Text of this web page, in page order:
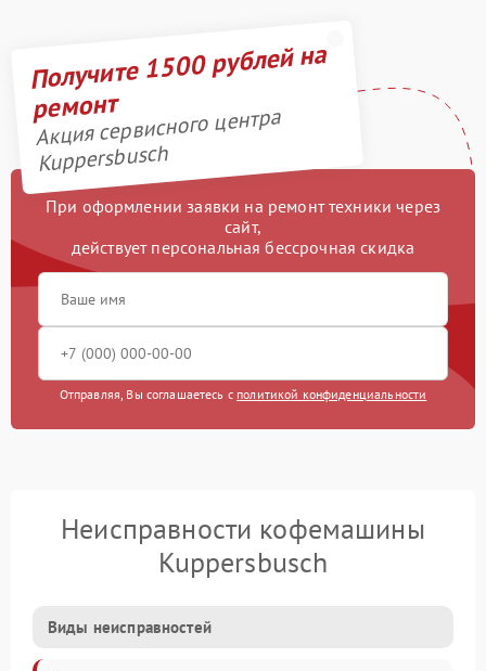
Получите 1500 рублей на
ремонт
Акция сервисного центра
Kuppersbusch
При оформлении заявки на ремонт техники через
сайт,
действует персональная бессрочная скидка
Отправляя, Вы соглашаетесь с политикой конфиденциальности
Неисправности кофемашины
Kuppersbusch
Виды неисправностей